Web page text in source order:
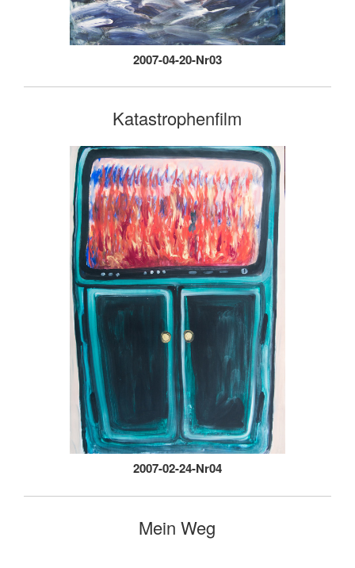
2007-04-20-Nr03
Katastrophenfilm
2007-02-24-Nr04
Mein Weg